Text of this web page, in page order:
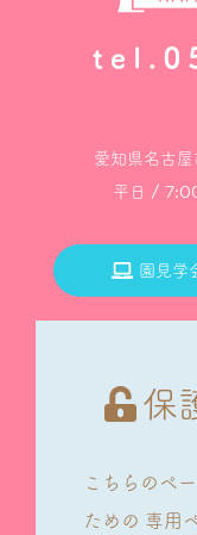
愛知県名古
平日 /
園見学
保
こちらのペ
ための 専用